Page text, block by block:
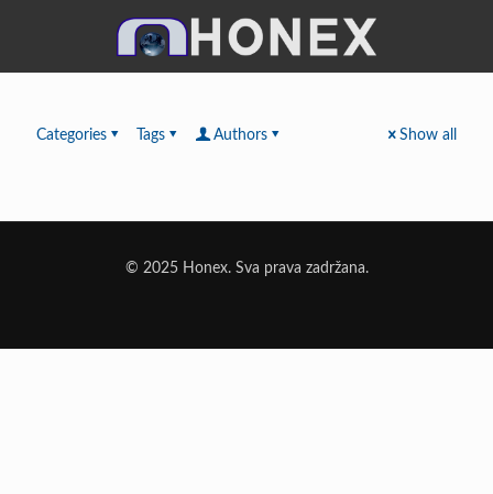
Categories Tags Authors Show all
© 2025 Honex. Sva prava zadržana.